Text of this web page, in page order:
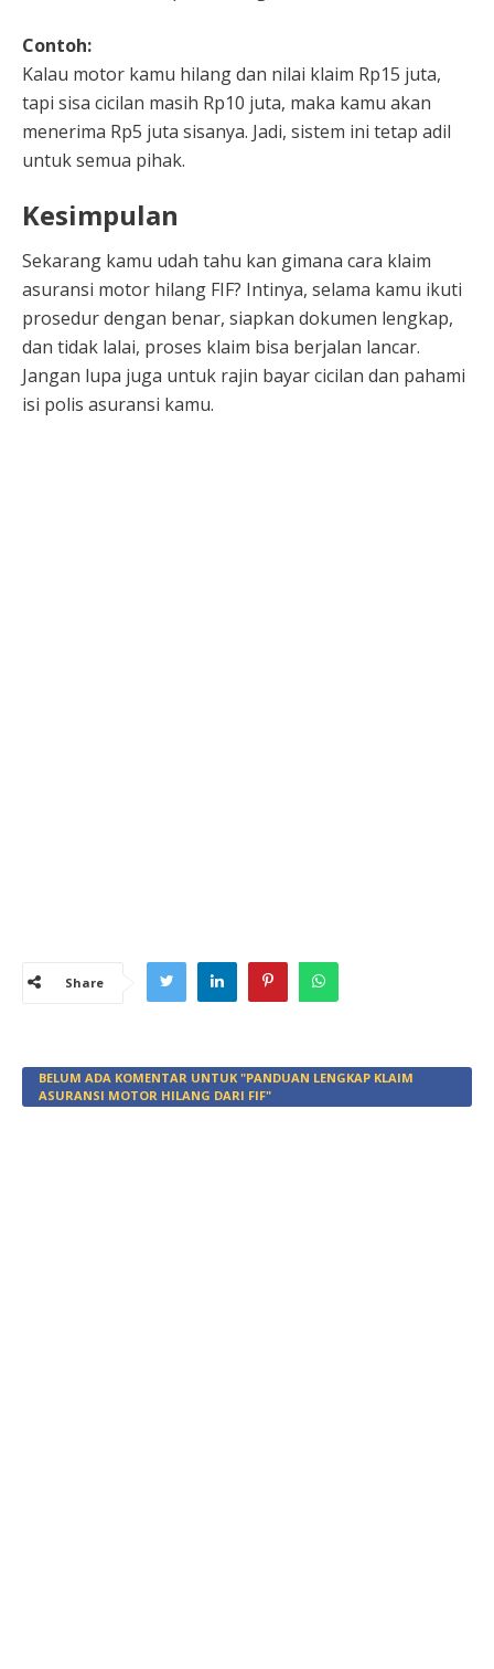
Contoh:
Kalau motor kamu hilang dan nilai klaim Rp15 juta,
tapi sisa cicilan masih Rp10 juta, maka kamu akan
menerima Rp5 juta sisanya. Jadi, sistem ini tetap adil
untuk semua pihak.
Kesimpulan
Sekarang kamu udah tahu kan gimana cara klaim
asuransi motor hilang FIF? Intinya, selama kamu ikuti
prosedur dengan benar, siapkan dokumen lengkap,
dan tidak lalai, proses klaim bisa berjalan lancar.
Jangan lupa juga untuk rajin bayar cicilan dan pahami
isi polis asuransi kamu.
Share
BELUM ADA KOMENTAR UNTUK "PANDUAN LENGKAP KLAIM
ASURANSI MOTOR HILANG DARI FIF"